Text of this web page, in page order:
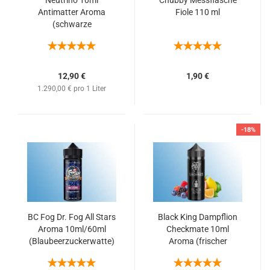
Antimatter Aroma
(schwarze
feiner Honig Note)
12,90 €
1.290,00 € pro 1 Liter
Fiole 110 ml
1,90 €
BC Fog Dr. Fog All Stars
Aroma 10ml/60ml
(Blaubeerzuckerwatte)
-18%
Black King Dampflion
Checkmate 10ml
Aroma (frischer
Zitrusnote)